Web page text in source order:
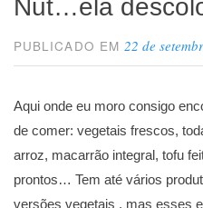
Nut…ela
PUBLICADO EM 22 de
Aqui onde eu moro consigo
de comer: vegetais frescos,
arroz, macarrão integral, tofu
prontos… Tem até vários
versões vegetais , mas esses